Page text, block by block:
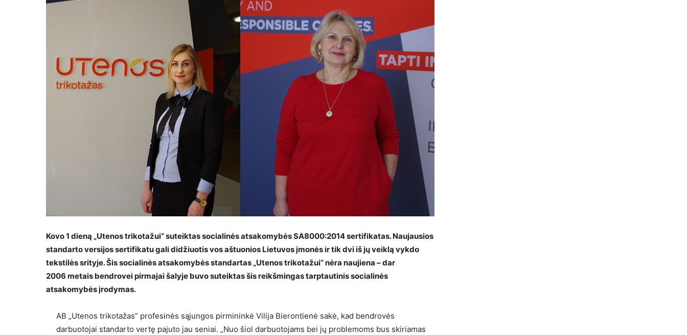
Kovo 1 dieną „Utenos trikotažui“ suteiktas socialinės atsakomybės SA8000:2014 sertifikatas. Naujausios
standarto versijos sertifikatu gali didžiuotis vos aštuonios Lietuvos įmonės ir tik dvi iš jų veiklą vykdo
tekstilės srityje. Šis socialinės atsakomybės standartas „Utenos trikotažui“ nėra naujiena – dar
2006 metais bendrovei pirmajai šalyje buvo suteiktas šis reikšmingas tarptautinis socialinės
atsakomybės įrodymas.
AB „Utenos trikotažas” profesinės sąjungos pirmininkė Vilija Bierontienė sakė, kad bendrovės
darbuotojai standarto vertę pajuto jau seniai. „Nuo šiol darbuotojams bei jų problemoms bus skiriamas